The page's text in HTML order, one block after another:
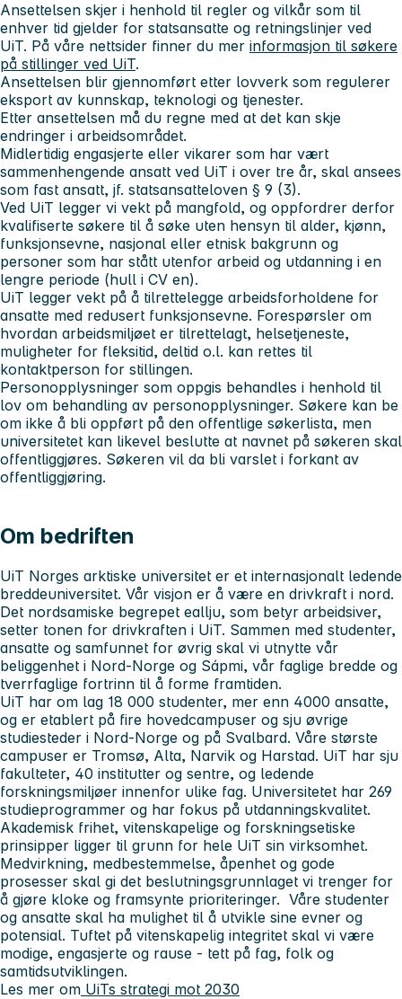
Ansettelsen skjer i henhold til regler og vilkår som til
enhver tid gjelder for statsansatte og retningslinjer ved
UiT. På våre nettsider finner du mer informasjon til søkere
på stillinger ved UiT.
Ansettelsen blir gjennomført etter lovverk som regulerer
eksport av kunnskap, teknologi og tjenester.
Etter ansettelsen må du regne med at det kan skje
endringer i arbeidsområdet.
Midlertidig engasjerte eller vikarer som har vært
sammenhengende ansatt ved UiT i over tre år, skal ansees
som fast ansatt, jf. statsansatteloven § 9 (3).
Ved UiT legger vi vekt på mangfold, og oppfordrer derfor
kvalifiserte søkere til å søke uten hensyn til alder, kjønn,
funksjonsevne, nasjonal eller etnisk bakgrunn og
personer som har stått utenfor arbeid og utdanning i en
lengre periode (hull i CV en).
UiT legger vekt på å tilrettelegge arbeidsforholdene for
ansatte med redusert funksjonsevne. Forespørsler om
hvordan arbeidsmiljøet er tilrettelagt, helsetjeneste,
muligheter for fleksitid, deltid o.l. kan rettes til
kontaktperson for stillingen.
Personopplysninger som oppgis behandles i henhold til
lov om behandling av personopplysninger. Søkere kan be
om ikke å bli oppført på den offentlige søkerlista, men
universitetet kan likevel beslutte at navnet på søkeren skal
offentliggjøres. Søkeren vil da bli varslet i forkant av
offentliggjøring.
Om bedriften
UiT Norges arktiske universitet er et internasjonalt ledende
breddeuniversitet. Vår visjon er å være en drivkraft i nord.
Det nordsamiske begrepet eallju, som betyr arbeidsiver,
setter tonen for drivkraften i UiT. Sammen med studenter,
ansatte og samfunnet for øvrig skal vi utnytte vår
beliggenhet i Nord-Norge og Sápmi, vår faglige bredde og
tverrfaglige fortrinn til å forme framtiden.
UiT har om lag 18 000 studenter, mer enn 4000 ansatte,
og er etablert på fire hovedcampuser og sju øvrige
studiesteder i Nord-Norge og på Svalbard. Våre største
campuser er Tromsø, Alta, Narvik og Harstad. UiT har sju
fakulteter, 40 institutter og sentre, og ledende
forskningsmiljøer innenfor ulike fag. Universitetet har 269
studieprogrammer og har fokus på utdanningskvalitet.
Akademisk frihet, vitenskapelige og forskningsetiske
prinsipper ligger til grunn for hele UiT sin virksomhet.
Medvirkning, medbestemmelse, åpenhet og gode
prosesser skal gi det beslutningsgrunnlaget vi trenger for
å gjøre kloke og framsynte prioriteringer. Våre studenter
og ansatte skal ha mulighet til å utvikle sine evner og
potensial. Tuftet på vitenskapelig integritet skal vi være
modige, engasjerte og rause - tett på fag, folk og
samtidsutviklingen.
Les mer om UiTs strategi mot 2030